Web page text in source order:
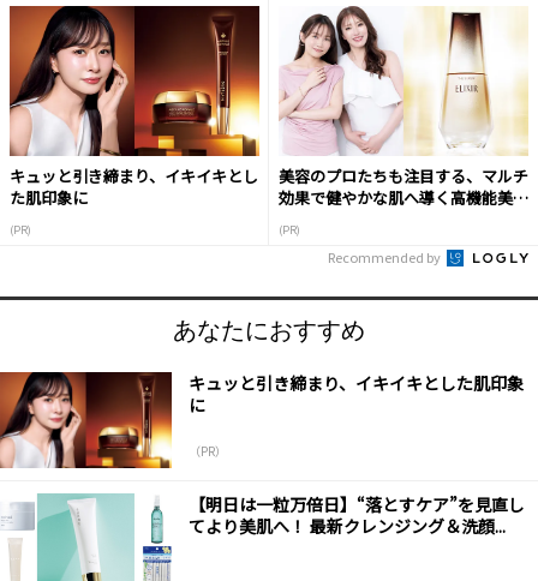
キュッと引き締まり、イキイキとし
た肌印象に
(PR)
美容のプロたちも注目する、マルチ
効果で健やかな肌へ導く高機能美容
(PR)
Recommended by
あなたにおすすめ
キュッと引き締まり、イキイキとした肌印象
に
（PR）
【明日は一粒万倍日】“落とすケア”を見直し
てより美肌へ！ 最新クレンジング＆洗顔...